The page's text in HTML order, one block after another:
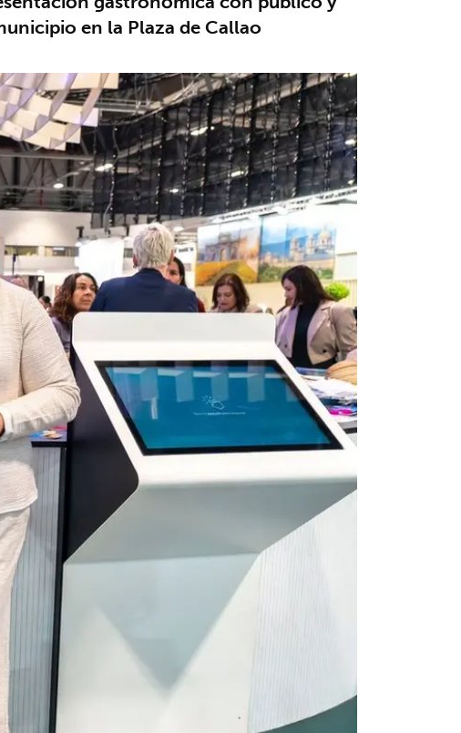
en la Plaza de Callao